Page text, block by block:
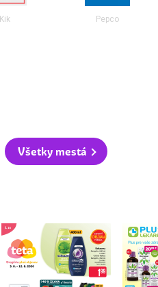
Kik Pepco
Všetky mestá